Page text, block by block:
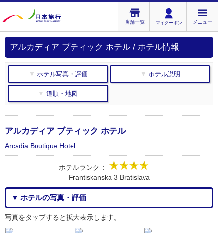
店舗一覧 マイクーポン メニュー
アルカディア ブティック ホテル / ホテル情報
▼ ホテル写真・評価 ▼ ホテル説明
▼ 道順・地図
アルカディア ブティック ホテル
Arcadia Boutique Hotel
ホテルランク：
Frantiskanska 3 Bratislava
▼ ホテルの写真・評価
写真をタップすると拡大表示します。